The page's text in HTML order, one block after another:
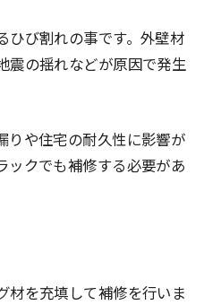
ひび割れの事です。外壁材
震の揺れなどが原因で発生
りや住宅の耐久性に影響が
ックでも補修する必要があ
材を充填して補修を行いま